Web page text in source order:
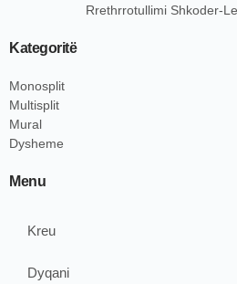
Rrethrrotullimi Shkoder-
Kategoritë
Monosplit
Multisplit
Mural
Dysheme
Menu
Kreu
Dyqani